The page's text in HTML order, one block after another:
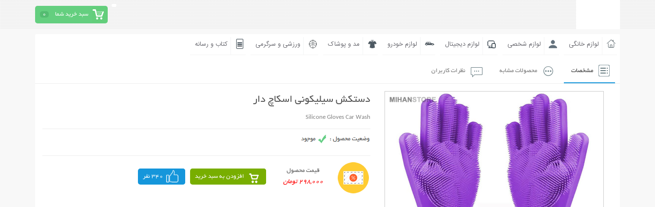
سبد خرید شما 0
لوازم خانگی لوازم شخصی لوازم دیجیتال لوازم خودرو مد و پوشاک ورزشی و سرگرمی کتاب و رسانه
مشخصات محصولات مشابه نظرات کاربران
دستکش سیلیکونی اسکاچ دار
Silicone Gloves Car Wash
قیمت محصول
298,000 تومان
افزودن به سبد خرید 340 نفر